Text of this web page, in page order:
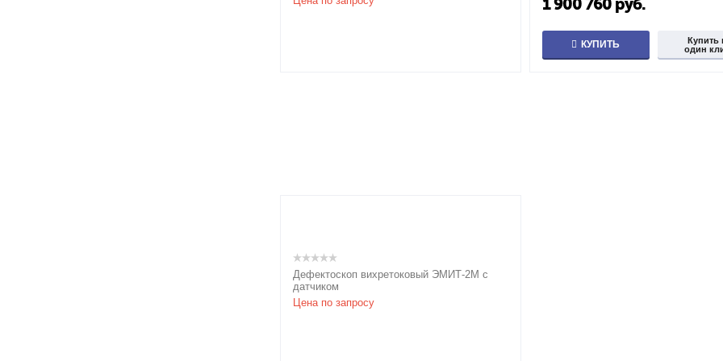
1 900 760 руб.
КУПИТЬ
Купить
один
Дефектоскоп вихретоковый ЭМИТ-2М с
датчиком
Цена по запросу